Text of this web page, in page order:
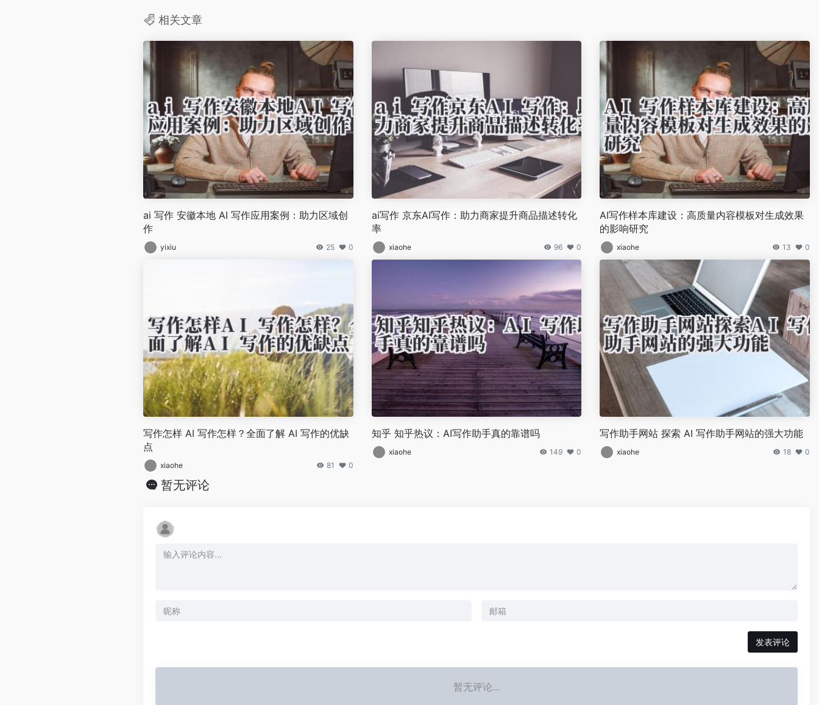
相关文章
ai 写作 安徽本地 AI 写作应用案例：助力区域创
作
yixiu 25 0
ai写作 京东AI写作：助力商家提升商品描述转化
率
xiaohe 96 0
AI写作样本库建设：高质量内容模板对生成效果
的影响研究
xiaohe 13 0
写作怎样 AI 写作怎样？全面了解 AI 写作的优缺
点
xiaohe 81 0
知乎 知乎热议：AI写作助手真的靠谱吗
xiaohe 149 0
写作助手网站 探索 AI 写作助手网站的强大功能
xiaohe 18 0
暂无评论
发表评论
暂无评论...